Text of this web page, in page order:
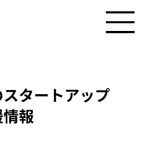
タートアップ
報